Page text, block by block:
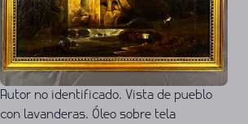
Autor no identificado. Vista de pueblo
con lavanderas. Óleo sobre tela